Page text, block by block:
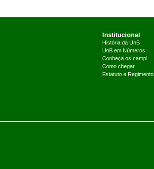
Institucional
História da UnB
UnB em Números
Conheça os campi
Como chegar
Estatuto e Regimento